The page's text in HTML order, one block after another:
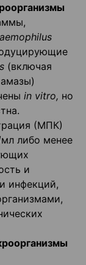
(включая
in vitro, но
(МПК)
мл либо менее
и
инфекций,